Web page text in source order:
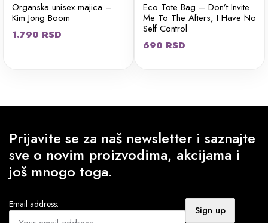
Organska unisex majica –
Kim Jong Boom
1.790 RSD
Eco Tote Bag – Don’t Invite
Me To The Afters, I Have No
Self Control
690 RSD
Prijavite se za naš newsletter i saznajte
sve o novim proizvodima, akcijama i
još mnogo toga.
Email address: